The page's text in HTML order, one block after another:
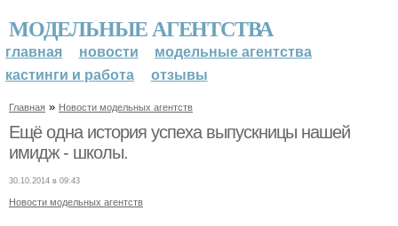
МОДЕЛЬНЫЕ АГЕНТСТВА
главная новости
модельные агентства
кастинги и работа
отзывы
Главная » Новости модельных агентств
Ещё одна история успеха выпускницы нашей
имидж - школы.
30.10.2014 в 09:43
Новости модельных агентств